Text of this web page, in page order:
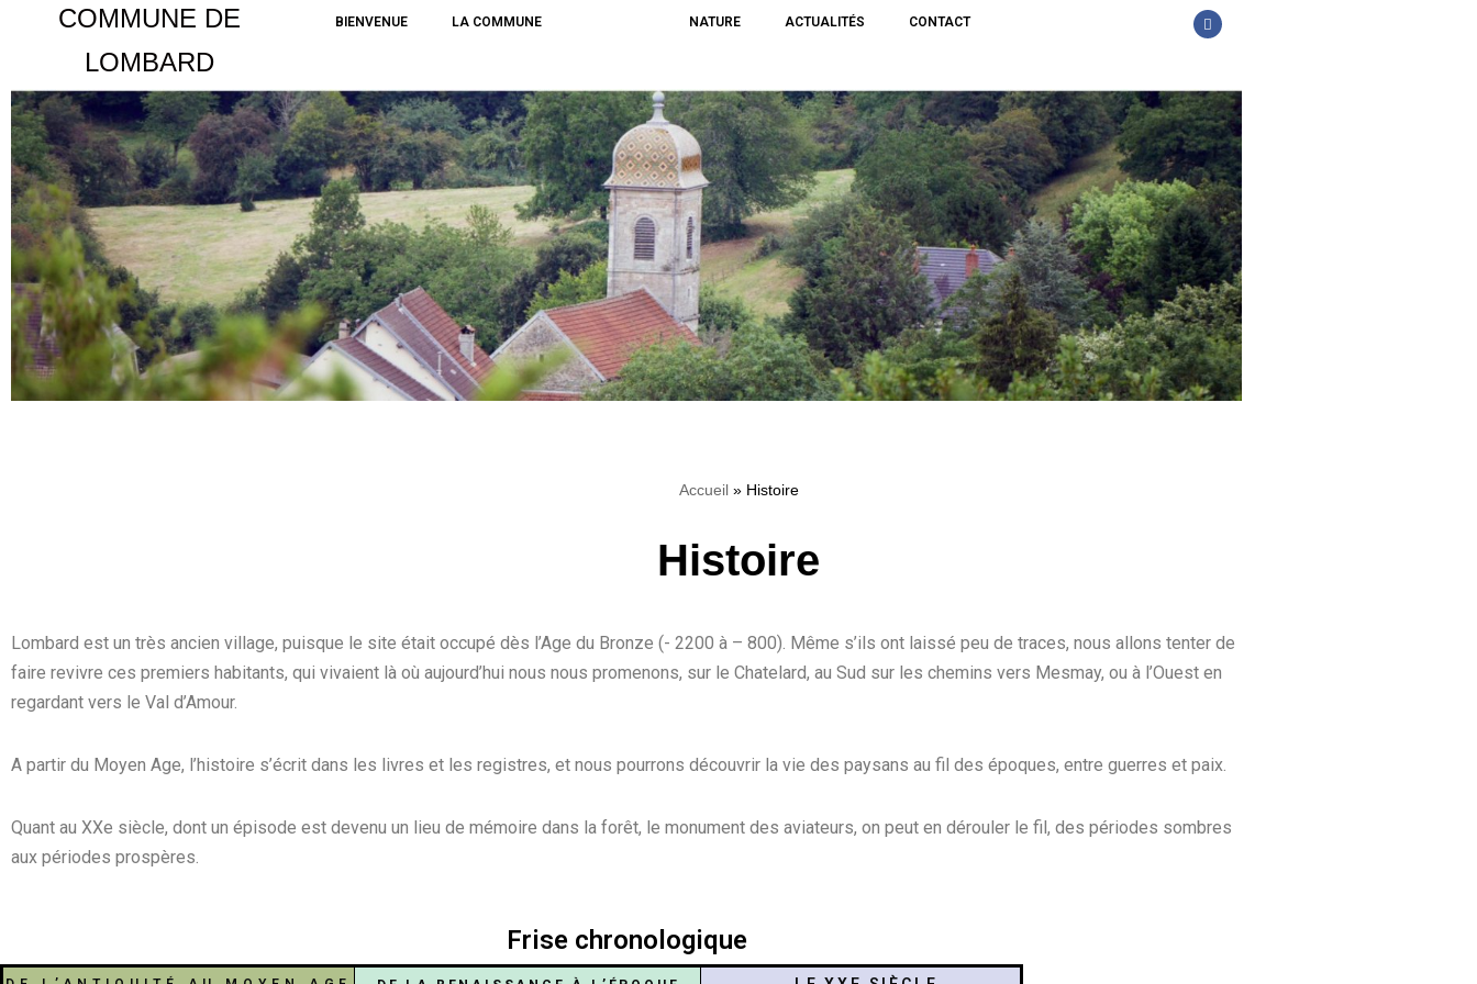
au
contenu
COMMUNE DE
LOMBARD
BIENVENUE LA COMMUNE NATURE ACTUALITÉS CONTACT
Accueil» Histoire
Histoire
Lombard est un très ancien village, puisque le site était occupé dès l’Age du Bronze (- 2200 à – 800). Même s’ils ont laissé peu de traces, nous allons tenter de
faire revivre ces premiers habitants, qui vivaient là où aujourd’hui nous nous promenons, sur le Chatelard, au Sud sur les chemins vers Mesmay, ou à l’Ouest en
regardant vers le Val d’Amour.
A partir du Moyen Age, l’histoire s’écrit dans les livres et les registres, et nous pourrons découvrir la vie des paysans au fil des époques, entre guerres et paix.
Quant au XXe siècle, dont un épisode est devenu un lieu de mémoire dans la forêt, le monument des aviateurs, on peut en dérouler le fil, des périodes sombres
aux périodes prospères.
Frise chronologique